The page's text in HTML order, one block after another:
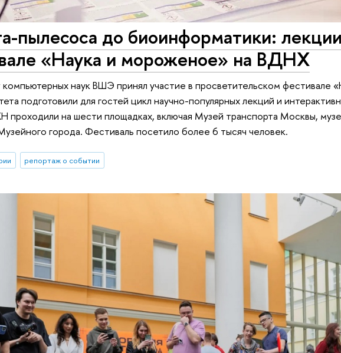
пылесоса до биоинформатики:
«Наука и мороженое» на ВДНХ
компьютерных наук ВШЭ принял участие в просветительском
подготовили для гостей цикл научно-популярных лекций и
проходили на шести площадках, включая Музей транспорта Москвы,
города. Фестиваль посетило более 6 тысяч человек.
репортаж о событии